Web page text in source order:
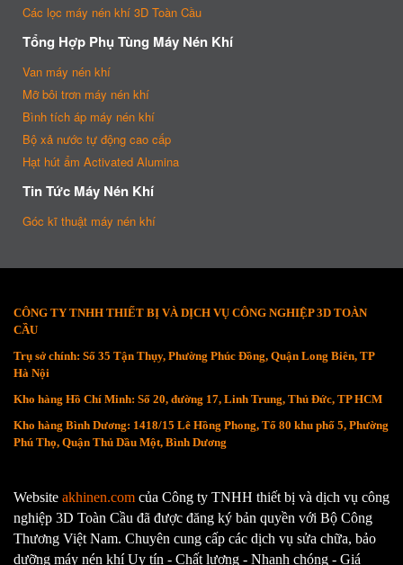
Các lọc máy nén khí 3D Toàn Cầu
Tổng Hợp Phụ Tùng Máy Nén Khí
Van máy nén khí
Mỡ bôi trơn máy nén khí
Bình tích áp máy nén khí
Bộ xả nước tự động cao cấp
Hạt hút ẩm Activated Alumina
Tin Tức Máy Nén Khí
Góc kĩ thuật máy nén khí
CÔNG TY TNHH THIẾT BỊ VÀ DỊCH VỤ CÔNG NGHIỆP 3D TOÀN
CẦU
Trụ sở chính: Số 35 Tận Thụy, Phường Phúc Đồng, Quận Long Biên, TP
Hà Nội
Kho hàng Hồ Chí Minh: Số 20, đường 17, Linh Trung, Thủ Đức, TP HCM
Kho hàng Bình Dương: 1418/15 Lê Hồng Phong, Tổ 80 khu phố 5, Phường
Phú Thọ, Quận Thủ Dầu Một, Bình Dương
Website akhinen.com của Công ty TNHH thiết bị và dịch vụ công
nghiệp 3D Toàn Cầu đã được đăng ký bản quyền với Bộ Công
Thương Việt Nam. Chuyên cung cấp các dịch vụ sửa chữa, bảo
dưỡng máy nén khí Uy tín - Chất lượng - Nhanh chóng - Giá